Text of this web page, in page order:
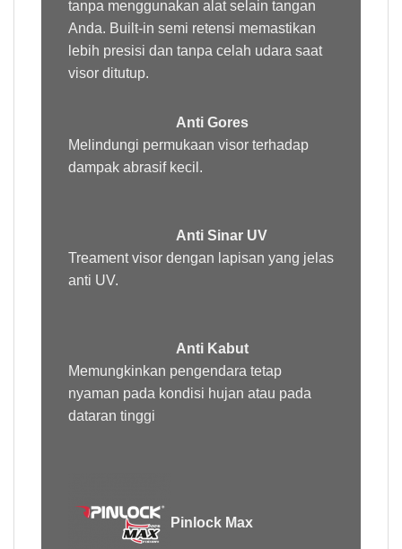
tanpa menggunakan alat selain tangan
Anda. Built-in semi retensi memastikan
lebih presisi dan tanpa celah udara saat
visor ditutup.
Anti Gores
Melindungi permukaan visor terhadap
dampak abrasif kecil.
Anti Sinar UV
Treamentvisor dengan lapisan yang jelas
anti UV.
Anti Kabut
Memungkinkan pengendara tetap
nyaman pada kondisi hujan atau pada
dataran tinggi
Pinlock Max